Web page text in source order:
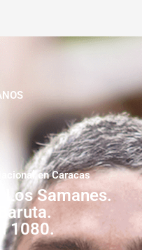
en Caracas
Los Samanes.
1080.